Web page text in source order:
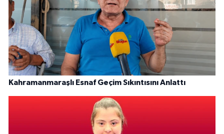
Kahramanmaraşlı Esnaf Geçim Sıkıntısını Anlattı